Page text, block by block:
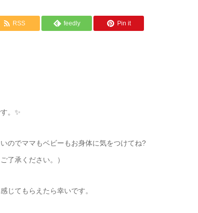
RSS feedly Pin it
。✨️
のでママもベビーもお身体に気をつけてね?
了承ください。）
じてもらえたら幸いです。